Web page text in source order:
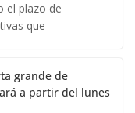
el plazo de
que
grande de
a partir del lunes